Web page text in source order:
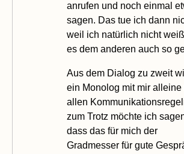
anrufen und noch einmal
sagen. Das tue ich dann
weil ich natürlich nicht
es dem anderen auch so
Aus dem Dialog zu zweit
ein Monolog mit mir alleine
allen
zum Trotz möchte ich
dass das für mich der
Gradmesser für gute